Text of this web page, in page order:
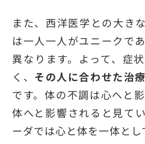
また、西洋医学との大き
は一人一人がユニークで
異なります。よって、症
く、 その人に合わせた治
です。体の不調は心へと
体へと影響されると見て
ーダでは心と体を一体とし